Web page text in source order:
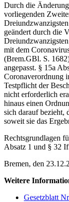
Durch die
vorliegenden
geändert durch die
mit dem
(Brem.GBl. S.
angepasst. § 15a
Coronaverordnung
Testpflicht der
nicht erforderlich
hinaus einen
sich darauf bezieht,
soweit sie das
Rechtsgrundlagen
Absatz 1 und § 32
Bremen, den
Weitere
Gesetzblatt